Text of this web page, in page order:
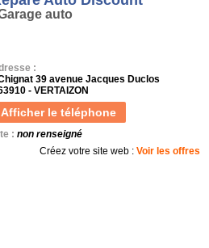
auto
:
39 avenue Jacques Duclos
- VERTAIZON
Afficher le téléphone
: non renseigné
Créez votre site web : Voir les offres